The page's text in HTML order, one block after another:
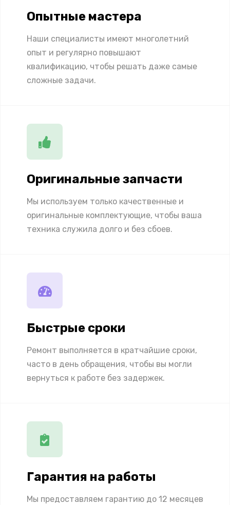
Опытные мастера
Наши специалисты имеют многолетний
опыт и регулярно повышают
квалификацию, чтобы решать даже самые
сложные задачи.
Оригинальные запчасти
Мы используем только качественные и
оригинальные комплектующие, чтобы ваша
техника служила долго и без сбоев.
Быстрые сроки
Ремонт выполняется в кратчайшие сроки,
часто в день обращения, чтобы вы могли
вернуться к работе без задержек.
Гарантия на работы
Мы предоставляем гарантию до 12 месяцев